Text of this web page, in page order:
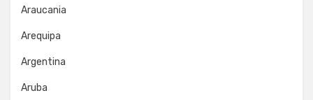
Araucania
Arequipa
Argentina
Aruba